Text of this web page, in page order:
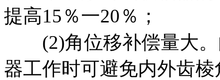
提高15％一20％；
(2)角位移补偿量大。
器工作时可避免内外齿